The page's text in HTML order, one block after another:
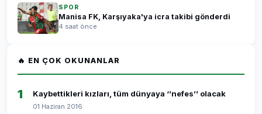
SPOR
Manisa FK, Karşıyaka'ya icra takibi gönderdi
4 saat önce
🔥 EN ÇOK OKUNANLAR
1 Kaybettikleri kızları, tüm dünyaya ‘’nefes’’ olacak
01 Haziran 2016